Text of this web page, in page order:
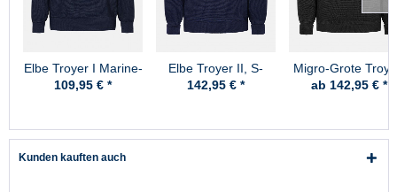
Elbe Troyer I Marine-
Blau
109,95 € *
Elbe Troyer II, S-
Skipper Marine-Blau
142,95 € *
Migro-Grote
Schurwolle -
ab 142,95 € *
Kunden kauften auch